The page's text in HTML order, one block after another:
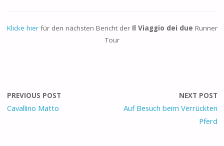
Klicke hierfür den nächsten Bericht der Il Viaggio dei due Runner
Tour
PREVIOUS POST
Cavallino Matto
NEXT POST
Auf Besuch beim Verrückten
Pferd